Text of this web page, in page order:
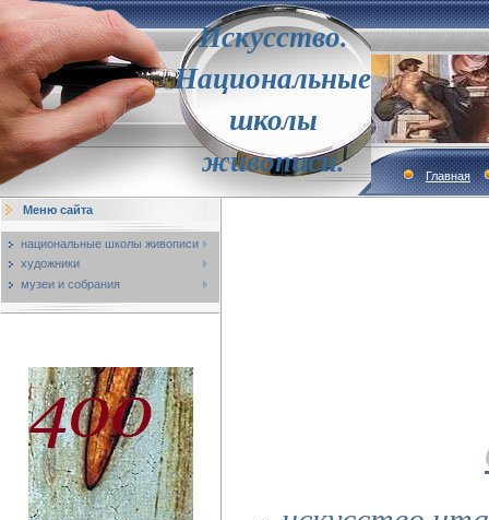
Искусство.
Национальные
школы
живописи.
Главная
Меню сайта
национальные школы живописи
художники
музеи и собрания